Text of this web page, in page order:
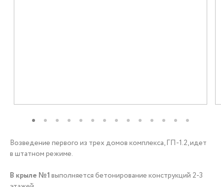
Возведение первого из трех домов комплекса, ГП-1.2, идет
в штатном режиме.
В крыле №1выполняется бетонирование конструкций 2-3